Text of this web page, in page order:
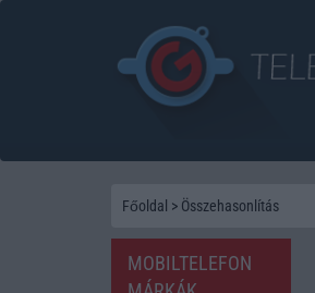
Főoldal > Összehasonlítás
MOBILTELEFON